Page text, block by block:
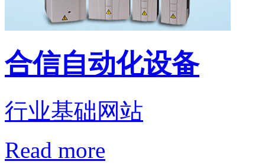
合信自动化设备
行业基础网站
Read more